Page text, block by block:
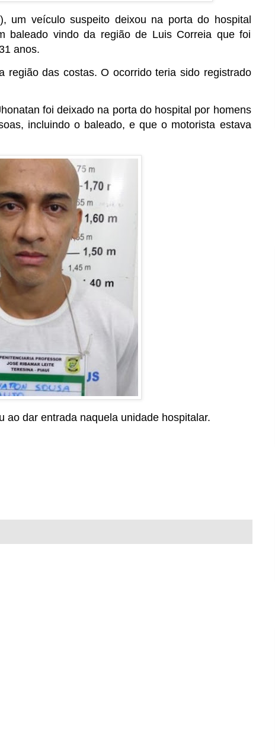
um veículo suspeito deixou na porta do hospital
baleado vindo da região de Luis Correia que foi
anos.
região das costas. O ocorrido teria sido registrado
foi deixado na porta do hospital por homens
incluindo o baleado, e que o motorista estava
ao dar entrada naquela unidade hospitalar.